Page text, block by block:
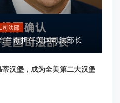
司法部
兰奇担任美国司法部长
汉堡，成为全美第二大汉堡